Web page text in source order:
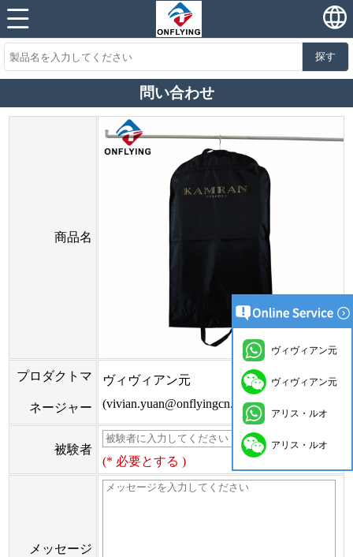
探す
問い合わせ
商品名
プロダクトマ
ネージャー
ヴィヴィアン元
(vivian.yuan@onflyingcn.com)
被験者
(* 必要とする )
メッセージ
ヴィヴィアン元
ヴィヴィアン元
アリス・ルオ
アリス・ルオ